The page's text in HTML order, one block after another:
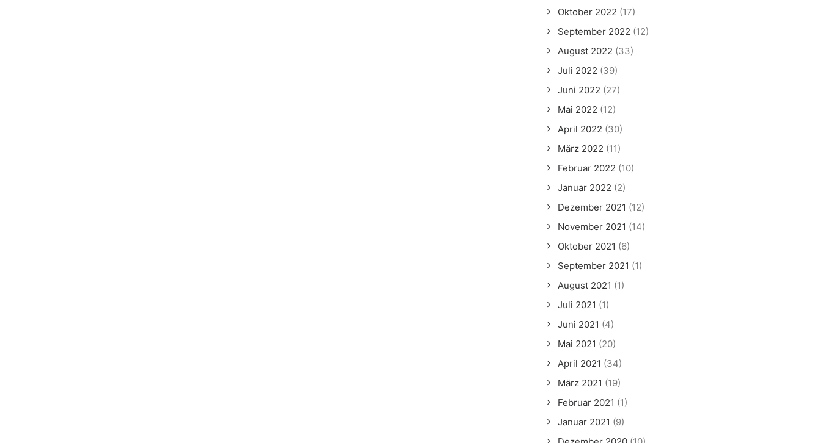
Oktober 2022 (17)
September 2022 (12)
August 2022 (33)
Juli 2022 (39)
Juni 2022 (27)
Mai 2022 (12)
April 2022 (30)
März 2022 (11)
Februar 2022 (10)
Januar 2022 (2)
Dezember 2021 (12)
November 2021 (14)
Oktober 2021 (6)
September 2021 (1)
August 2021 (1)
Juli 2021 (1)
Juni 2021 (4)
Mai 2021 (20)
April 2021 (34)
März 2021 (19)
Februar 2021 (1)
Januar 2021 (9)